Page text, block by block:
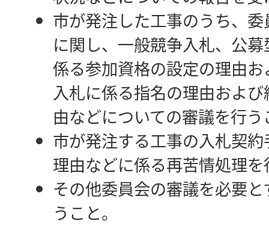
市が発注した工事のうち、
に関し、一般競争入札、公
係る参加資格の設定の理由
入札に係る指名の理由およ
由などについての審議を行う
市が発注する工事の入札契
理由などに係る再苦情処理
その他委員会の審議を必要
うこと。